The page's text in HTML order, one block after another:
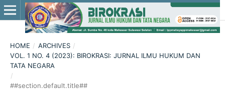
HOME / ARCHIVES /
VOL. 1 NO. 4 (2023): BIROKRASI: JURNAL ILMU HUKUM DAN
TATA NEGARA
/
##section.default.title##